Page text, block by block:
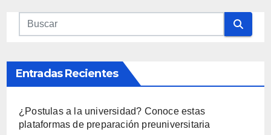
Entradas Recientes
¿Postulas a la universidad? Conoce estas
plataformas de preparación preuniversitaria